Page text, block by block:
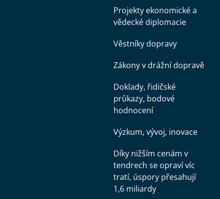
Projekty ekonomické a
vědecké diplomacie
Věstníky dopravy
Zákony v drážní dopravě
Doklady, řidičské
průkazy, bodové
hodnocení
Výzkum, vývoj, inovace
Díky nižším cenám v
tendrech se opraví víc
tratí, úspory přesahují
1,6 miliardy